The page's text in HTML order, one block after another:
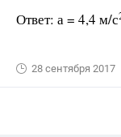
Ответ: а = 4,4 м/с
28 сентября 2017